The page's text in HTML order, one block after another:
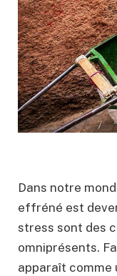
Dans notre
effréné est
stress sont des
omniprésents.
apparaît comme